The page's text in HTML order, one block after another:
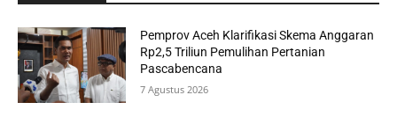
Pemprov Aceh Klarifikasi Skema Anggaran
Rp2,5 Triliun Pemulihan Pertanian
Pascabencana
7 Agustus 2026